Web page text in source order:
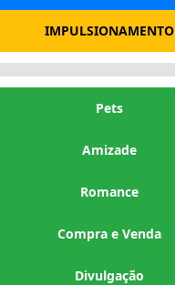
IMPULSIONAMENTO
Pets
Amizade
Romance
Compra e Venda
Divulgação